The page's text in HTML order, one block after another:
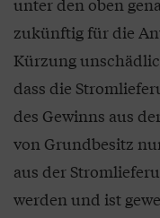
zukünftig für die
Kürzung
dass die
des Gewinns aus
von Grundbesitz
aus der
werden und ist